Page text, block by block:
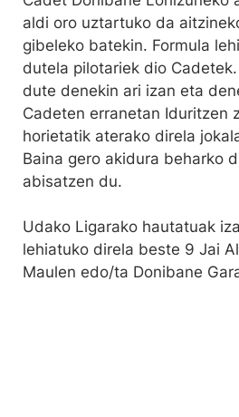
aldi oro uztartuko da
gibeleko batekin. Formula
dutela pilotariek dio
dute denekin ari izan eta
Cadeten erranetan Iduritzen
horietatik aterako direla
Baina gero akidura beharko
abisatzen du.
Udako Ligarako hautatuak
lehiatuko direla beste 9 Jai
Maulen edo/ta Donibane